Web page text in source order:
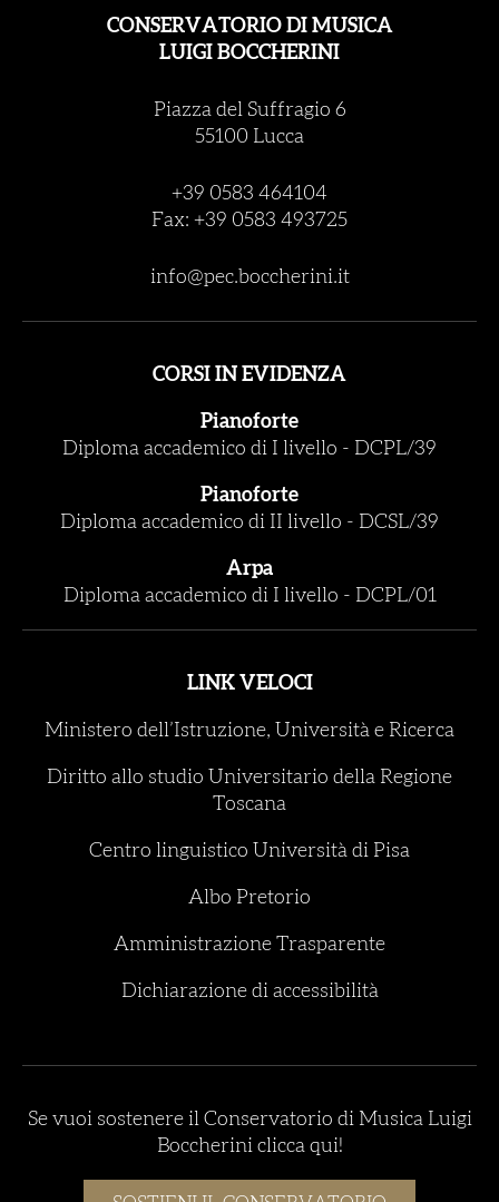
CONSERVATORIO DI MUSICA
LUIGI BOCCHERINI
Piazza del Suffragio 6
55100 Lucca
+39 0583 464104
Fax: +39 0583 493725
info@pec.boccherini.it
CORSI IN EVIDENZA
Pianoforte
Diploma accademico di I livello - DCPL/39
Pianoforte
Diploma accademico di II livello - DCSL/39
Arpa
Diploma accademico di I livello - DCPL/01
LINK VELOCI
Ministero dell’Istruzione, Università e Ricerca
Diritto allo studio Universitario della Regione
Toscana
Centro linguistico Università di Pisa
Albo Pretorio
Amministrazione Trasparente
Dichiarazione di accessibilità
Se vuoi sostenere il Conservatorio di Musica Luigi
Boccherini clicca qui!